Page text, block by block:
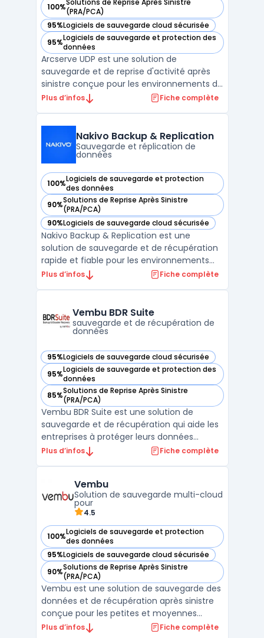
100%Solutions de Reprise Après Sinistre
(PRA/PCA)
— voir Arcserve UDP dans cette catégorie
95%Logiciels de sauvegarde cloud sécurisée
— voir Arcserve UDP dans cette catégorie
95%Logiciels de sauvegarde et protection des
données
— voir Arcserve UDP dans cette catégorie
Arcserve UDP est une solution de
sauvegarde et de reprise d'activité après
sinistre conçue pour les environnements de
travail modernes et complexes tels que les
déduplication globale, UDP permet des
sauvegardes et des restau ...
Plus d’infos Fiche complète
Nakivo Backup & Replication
Sauvegarde et réplication de
données
100%Logiciels de sauvegarde et protection
des données
— voir Nakivo Backup & Replication dans cette catégorie
90%Solutions de Reprise Après Sinistre
(PRA/PCA)
— voir Nakivo Backup & Replication dans cette catégorie
90%Logiciels de sauvegarde cloud sécurisée
— voir Nakivo Backup & Replication dans cette catégorie
Nakivo Backup & Replication est une
solution de sauvegarde et de récupération
rapide et fiable pour les environnements
virtuels VMware, Hyper-V et AWS. Il offre des
mondiale, la compression, la protection
contre les r ...
Plus d’infos Fiche complète
Vembu BDR Suite
sauvegarde et de récupération de
données
95%Logiciels de sauvegarde cloud sécurisée
— voir Vembu BDR Suite dans cette catégorie
95%Logiciels de sauvegarde et protection des
données
— voir Vembu BDR Suite dans cette catégorie
85%Solutions de Reprise Après Sinistre
(PRA/PCA)
— voir Vembu BDR Suite dans cette catégorie
Vembu BDR Suite est une solution de
sauvegarde et de récupération qui aide les
entreprises à protéger leurs données
critiques. La suite inclut des fonctionnalités
restauration granulaire, la migration de
données et la répli ...
Plus d’infos Fiche complète
Vembu
Solution de sauvegarde multi-cloud
pour
4.5
100%Logiciels de sauvegarde et protection
des données
— voir Vembu dans cette catégorie
95%Logiciels de sauvegarde cloud sécurisée
— voir Vembu dans cette catégorie
90%Solutions de Reprise Après Sinistre
(PRA/PCA)
— voir Vembu dans cette catégorie
Vembu est une solution de sauvegarde des
données et de récupération après sinistre
conçue pour les petites et moyennes
entreprises (PME). Elle offre une protection
Plus d’infos Fiche complète